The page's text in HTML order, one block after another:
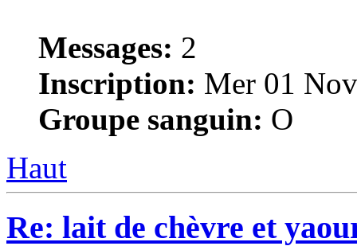
Messages: 2
Inscription: Mer 01
Groupe sanguin: O
Haut
Re: lait de chèvre et